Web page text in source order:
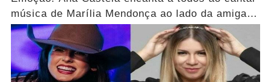
música de Marília Mendonça ao lado da amiga...
Ver mais